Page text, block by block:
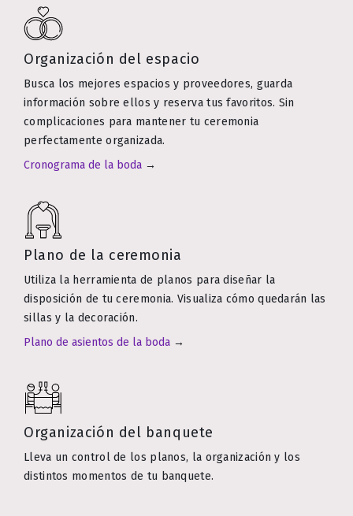
Organización del espacio
Busca los mejores espacios y proveedores, guarda
información sobre ellos y reserva tus favoritos. Sin
complicaciones para mantener tu ceremonia
perfectamente organizada.
Cronograma de la boda →
Plano de la ceremonia
Utiliza la herramienta de planos para diseñar la
disposición de tu ceremonia. Visualiza cómo quedarán las
sillas y la decoración.
Plano de asientos de la boda →
Organización del banquete
Lleva un control de los planos, la organización y los
distintos momentos de tu banquete.